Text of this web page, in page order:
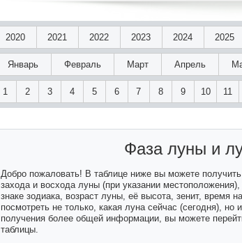
2020 2021 2022 2023 2024 2025
Январь Февраль Март Апрель
1 2 3 4 5 6 7 8 9 10 11
Фаза луны и
Добро пожаловать! В таблице ниже вы можете
захода и восхода луны (при указании
знаке зодиака, возраст луны, её высота, зенит,
посмотреть не только, какая луна сейчас (сегодня),
получения более общей информации, вы можете
таблицы.